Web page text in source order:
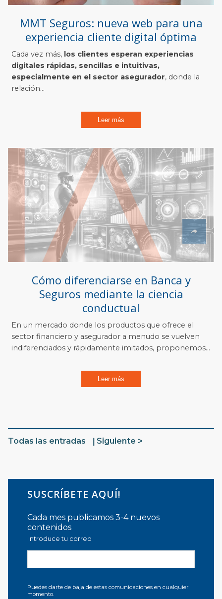
MMT Seguros: nueva web para una
experiencia cliente digital óptima
Cada vez más, los clientes esperan experiencias
digitales rápidas, sencillas e intuitivas,
especialmente en el sector asegurador, donde la
relación...
Leer más
Cómo diferenciarse en Banca y
Seguros mediante la ciencia
conductual
En un mercado donde los productos que ofrece el
sector financiero y asegurador a menudo se vuelven
indiferenciados y rápidamente imitados, proponemos...
Leer más
Todas las entradas Siguiente
SUSCRÍBETE AQUÍ!
Cada mes publicamos 3-4 nuevos
contenidos
Introduce tu correo
Puedes darte de baja de estas comunicaciones en cualquier
momento.